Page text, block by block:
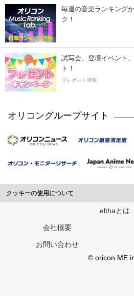
毎週の音楽ランキング
ク！
試写会、登壇イベント
ト！
プレゼント特集
オリコングループサイト
クッキーの使用について
このサイトでは Cookie を使用して、ユーザ
行っています。
メディアや広告配信、データ解析の各パート
各パートナーは、この情報とユーザーが各パ
ユーザーが各パートナーのサービスを使用し
elthaとは
会社概要
お問い合わせ
© oricon ME